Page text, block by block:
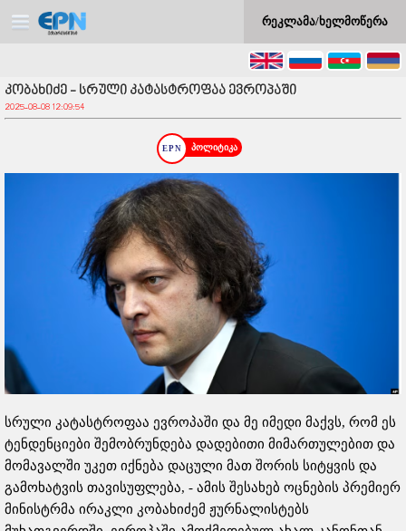
რეკლამა/ხელმოწერა
კობახიძე - სრული კატასტროფაა ევროპაში
2025-08-08 12:09:54
პოლიტიკა
სრული კატასტროფაა ევროპაში და მე იმედი მაქვს, რომ ეს
ტენდენციები შემობრუნდება დადებითი მიმართულებით და
მომავალში უკეთ იქნება დაცული მათ შორის სიტყვის და
გამოხატვის თავისუფლება, - ამის შესახებ ოცნების პრემიერ
მინისტრმა ირაკლი კობახიძემ ჟურნალისტებს